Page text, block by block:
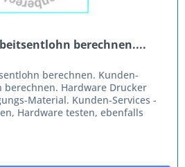
berechnen....
berechnen. Kunden-
berechnen. Hardware Drucker
Material. Kunden-Services -
Hardware testen, ebenfalls